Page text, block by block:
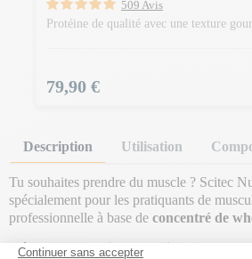
509 Avis
Protéine de qualité avec une texture
Prix
79,90 €
Description Utilisation
Tu souhaites prendre du muscle ? Scitec
spécialement pour les pratiquants de
professionnelle à base de concentré de
Idéale pourfavoriser la croissance